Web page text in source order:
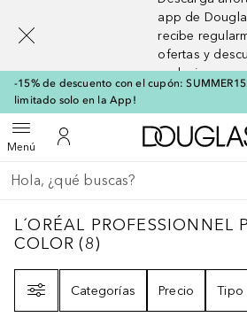
app de
recibe
ofertas y
exclusivos
-15% de descuento con el cupón:
limitado solo en la App!
MenúAbrir menúMi cuenta
Regresar
Ejecutar búsqueda
L´ORÉAL
L´ORÉAL PROFESSIONNEL
COLOR (8)
Categorías
Precio Tipo
[navigation.slideout.screenreader]